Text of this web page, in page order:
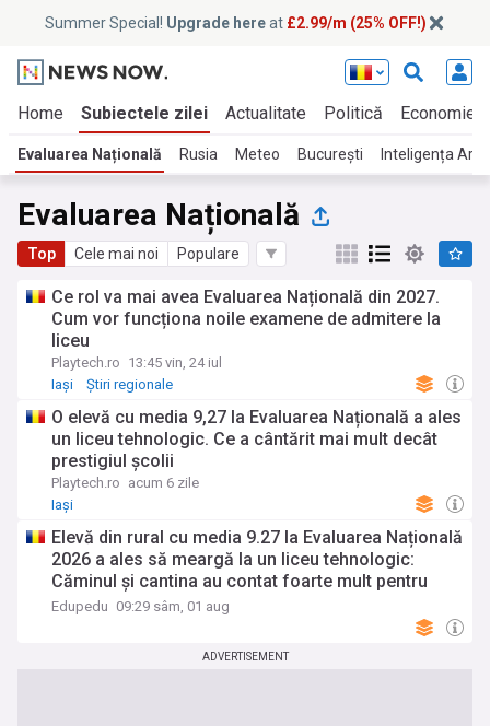
Summer Special! Upgrade hereat £2.99/m (25% OFF!)
Home Subiectele zilei Actualitate Politică Economie
Evaluarea Națională Rusia Meteo București Inteligența
Evaluarea Națională
Top Cele mai noi Populare
Ce rol va mai avea Evaluarea Națională din 2027.
Cum vor funcționa noile examene de admitere la
liceu
Playtech.ro 13:45 vin, 24 iul
Iași
Știri regionale
O elevă cu media 9,27 la Evaluarea Națională a ales
un liceu tehnologic. Ce a cântărit mai mult decât
prestigiul școlii
Playtech.ro acum 6 zile
Iași
Elevă din rural cu media 9.27 la Evaluarea Națională
2026 a ales să meargă la un liceu tehnologic:
Căminul și cantina au contat foarte mult pentru
mine, pentru că ar fi fost mult mai scump să stau
în chirie decât să stau la cămin. Momentan am
Edupedu 09:29 sâm, 01 aug
ADVERTISEMENT